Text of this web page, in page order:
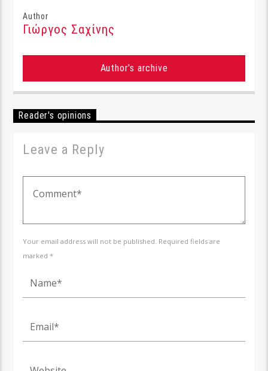
Author
Γιώργος Σαχίνης
Author's archive
Reader's opinions
Leave a Reply
Your email address will not be published. Required fields are
marked *